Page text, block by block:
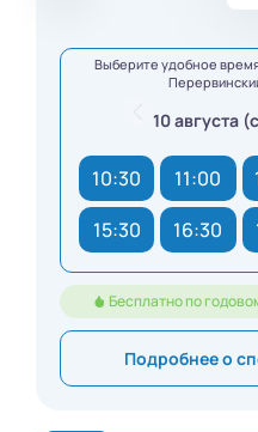
Выберите удобное
10 августа
10:30 11:00
15:30
16:30
Бесплатно по
Подробнее о